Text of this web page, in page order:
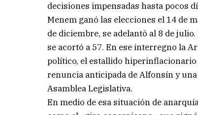
decisiones impensadas hasta pocos
Menem ganó las elecciones el 14 de
de diciembre, se adelantó al 8 de
se acortó a 57. En ese interregno la
político, el estallido
renuncia anticipada de Alfonsín y
Asamblea Legislativa.
En medio de esa situación de